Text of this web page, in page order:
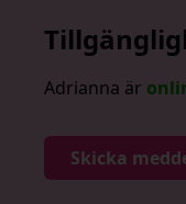
Adrianna är
Skicka